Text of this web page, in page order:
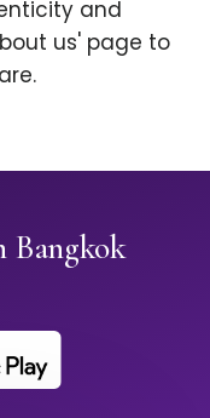
and
us' page to
Bangkok